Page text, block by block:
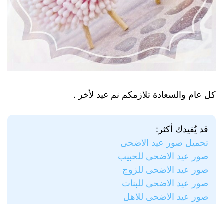
كل عام والسعادة تلازمكم نم عيد لأخر .
قد يُفيدك أكثر:
تحميل صور عيد الاضحى
صور عيد الاضحى للحبيب
صور عيد الاضحى للزوج
صور عيد الاضحى للبنات
صور عيد الاضحى للاهل